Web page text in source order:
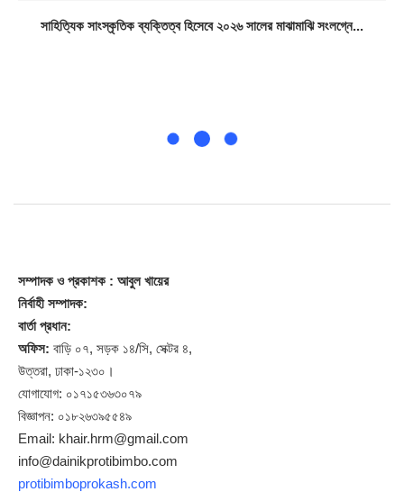
সাহিত্যিক সাংস্কৃতিক ব্যক্তিত্ব হিসেবে ২০২৬ সালের মাঝামাঝি সংলগ্নে...
সম্পাদকও প্রকাশক : আবুল খায়ের
নির্বাহী সম্পাদক:
বার্তা প্রধান:
অফিস: বাড়ি ০৭, সড়ক ১৪/সি, সেক্টর ৪,
উত্তরা, ঢাকা-১২৩০।
যোগাযোগ: ০১৭১৫৩৬৩০৭৯
বিজ্ঞাপন: ০১৮২৬৩৯৫৫৪৯
Email: khair.hrm@gmail.com
info@dainikprotibimbo.com
protibimboprokash.com